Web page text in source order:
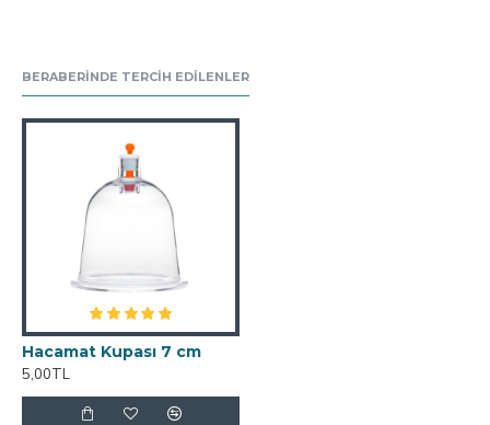
BERABERINDE TERCIH EDILENLER
Hacamat Kupası 7 cm
5,00TL